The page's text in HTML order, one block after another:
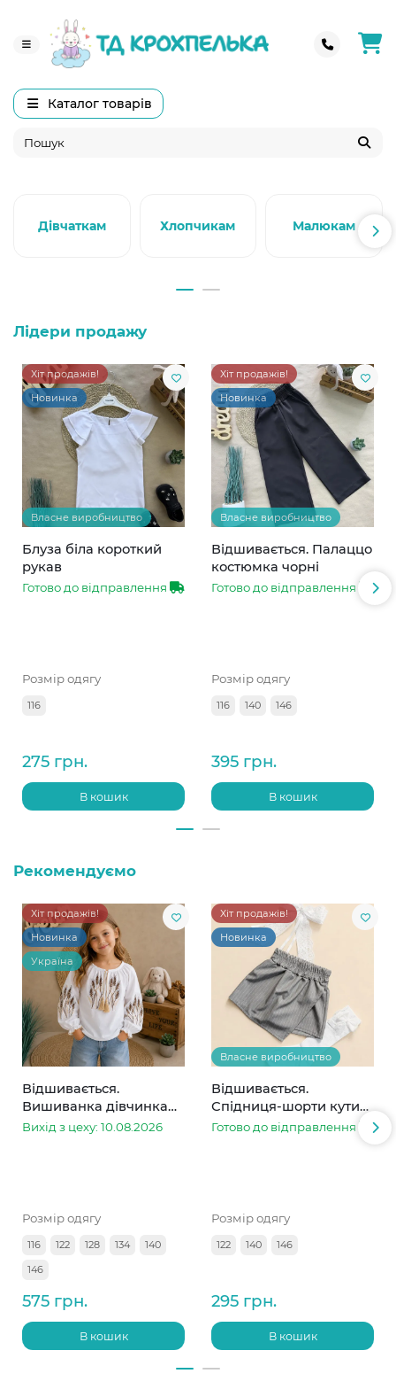
Каталог товарів
Дівчаткам Хлопчикам Малюкам
Лідери продажу
Хіт продажів!
Новинка
Власне виробництво
Блуза біла короткий
рукав
Готово до відправлення
Розмір одягу
116
275 грн.
В кошик
Хіт продажів!
Новинка
Власне виробництво
Відшивається. Палаццо
костюмка чорні
Готово до відправлення
Розмір одягу
116 140 146
395 грн.
В кошик
Рекомендуємо
Хіт продажів!
Новинка
Україна
Відшивається.
Вишиванка дівчинка
колоски
Вихід з цеху: 10.08.2026
Розмір одягу
116 122 128 134
140
146
575 грн.
В кошик
Хіт продажів!
Новинка
Власне виробництво
Відшивається.
Спідниця-шорти кутик
сіра в смужку
Готово до відправлення
Розмір одягу
122 140 146
295 грн.
В кошик